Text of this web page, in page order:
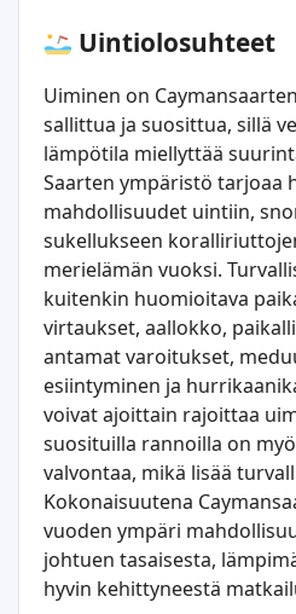
Uintiolosuhteet
Uiminen on
sallittua ja suosittua, sillä
lämpötila miellyttää
Saarten ympäristö tarjoaa
mahdollisuudet uintiin,
sukellukseen
merielämän vuoksi.
kuitenkin huomioitava
virtaukset, aallokko,
antamat varoitukset,
esiintyminen ja
voivat ajoittain rajoittaa
suosituilla rannoilla on
valvontaa, mikä lisää
Kokonaisuutena
vuoden ympäri
johtuen tasaisesta,
hyvin kehittyneestä